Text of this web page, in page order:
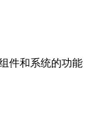
件和系统的功能